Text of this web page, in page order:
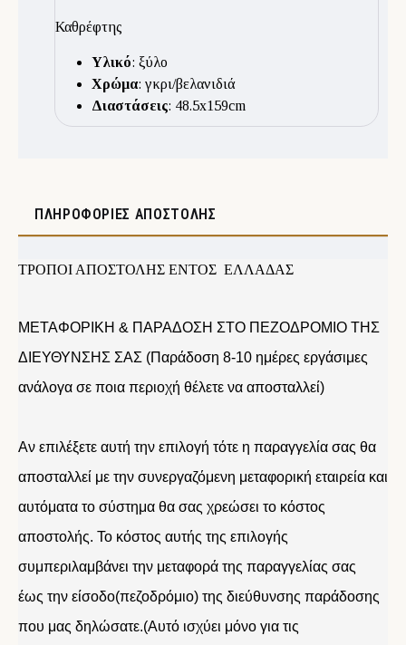
Καθρέφτης
Υλικό: ξύλο
Χρώμα: γκρι/βελανιδιά
Διαστάσεις: 48.5x159cm
ΠΛΗΡΟΦΟΡΊΕΣ ΑΠΟΣΤΟΛΉΣ
ΤΡΟΠΟΙ ΑΠΟΣΤΟΛΗΣ ΕΝΤΟΣ ΕΛΛΑΔΑΣ
ΜΕΤΑΦΟΡΙΚΗ & ΠΑΡΑΔΟΣΗ ΣΤΟ ΠΕΖΟΔΡΟΜΙΟ ΤΗΣ
ΔΙΕΥΘΥΝΣΗΣ ΣΑΣ (Παράδοση 8-10 ημέρες εργάσιμες
ανάλογα σε ποια περιοχή θέλετε να αποσταλλεί)
Αν επιλέξετε αυτή την επιλογή τότε η παραγγελία σας θα
αποσταλλεί με την συνεργαζόμενη μεταφορική εταιρεία και
αυτόματα το σύστημα θα σας χρεώσει το κόστος
αποστολής. Το κόστος αυτής της επιλογής
συμπεριλαμβάνει την μεταφορά της παραγγελίας σας
έως την είσοδο(πεζοδρόμιο) της διεύθυνσης παράδοσης
που μας δηλώσατε.(Αυτό ισχύει μόνο για τις